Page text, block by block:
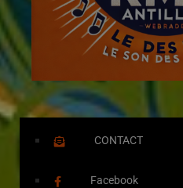
CONTACT
Facebook